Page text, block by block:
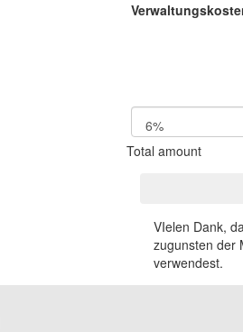
6%
Total amount
VIelen Dank,
zugunsten der
verwendest.